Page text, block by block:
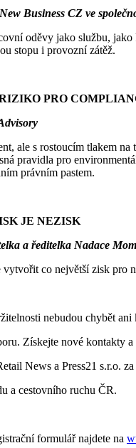
Business CZ ve
oděvy jako službu,
stopu i provozní zátěž.
PRO
ale s rostoucím tlakem
pravidla pro
právním pastem.
JE NEZISK
a ředitelka Nadace
co největší zisk pro
nebudou chybět ani
Získejte nové kontakty
News a Press21 s.r.o.
a cestovního ruchu ČR.
formulář najdete na